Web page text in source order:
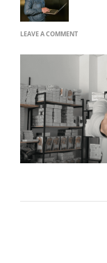
LEAVE A COMMENTON
CALVIN-
E-
AGORA